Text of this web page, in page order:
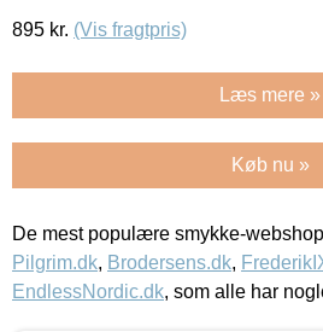
895 kr. (Vis fragtpris)
Læs mere »
Køb nu »
De mest populære smykke-
Pilgrim.dk, Brodersens.dk,
EndlessNordic.dk, som alle har